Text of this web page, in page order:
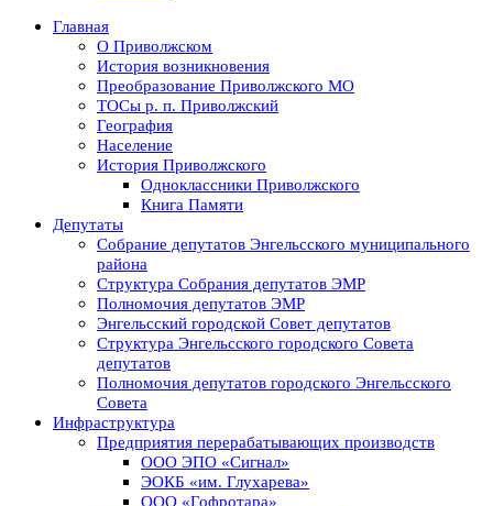
Главная
О Приволжском
История возникновения
Преобразование Приволжского МО
ТОСы р. п. Приволжский
География
Население
История Приволжского
Одноклассники Приволжского
Книга Памяти
Депутаты
Собрание депутатов Энгельсского муниципального
района
Структура Собрания депутатов ЭМР
Полномочия депутатов ЭМР
Энгельсский городской Совет депутатов
Структура Энгельсского городского Совета
депутатов
Полномочия депутатов городского Энгельсского
Совета
Инфраструктура
Предприятия перерабатывающих производств
ООО ЭПО «Сигнал»
ЭОКБ «им. Глухарева»
ООО «Гофротара»